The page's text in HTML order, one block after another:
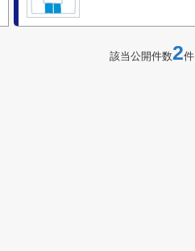
該当公開件数2件